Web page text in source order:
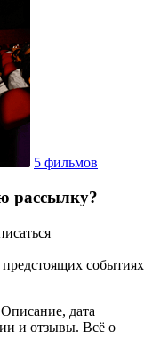
5 фильмов
рассылку?
событиях
дата
и отзывы. Всё о